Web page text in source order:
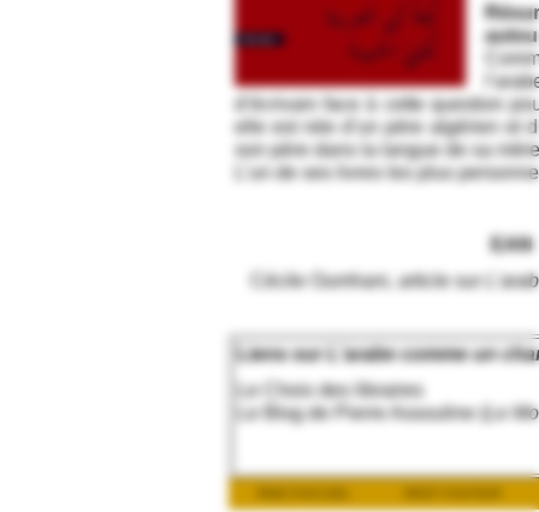
d’écrivain face à cette question
elle est née d’un père algérien et
son père dans la langue de sa
L’un de ses livres les plus
EAN
Cécile Oumhani, article sur
Liens surL'arabe comme un
Le Choix des libraires
Le Blog de Pierre Assouline (Le